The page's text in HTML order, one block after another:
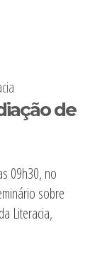
de
09h30, no
sobre
Literacia,